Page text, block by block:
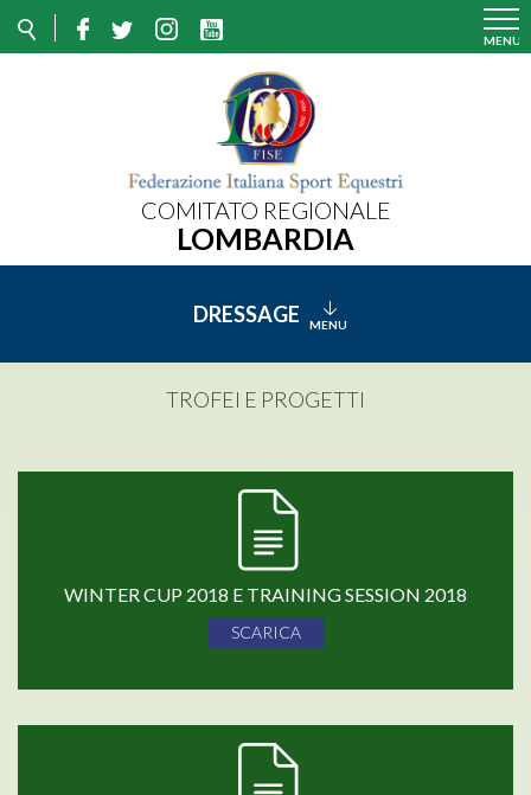
COMITATO REGIONALE
LOMBARDIA
DRESSAGE
TROFEI E PROGETTI
WINTER CUP 2018 E TRAINING SESSION 2018
SCARICA